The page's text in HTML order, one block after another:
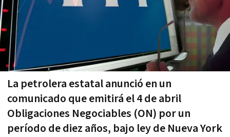
La petrolera estatal anunció en un
comunicado que emitirá el 4 de abril
Obligaciones Negociables (ON) por un
período de diez años, bajo ley de Nueva York